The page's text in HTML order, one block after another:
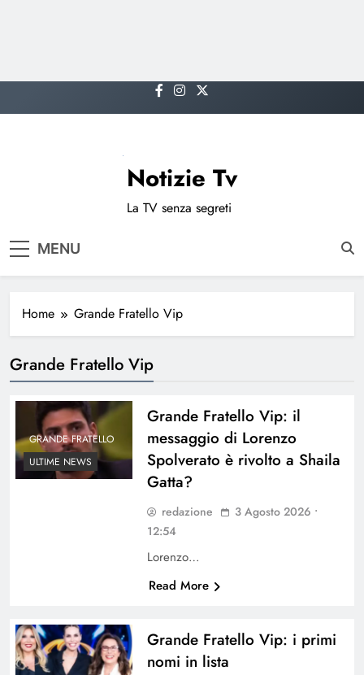
to
Notizie Tv
La TV senza segreti
MENU
Home Grande Fratello Vip
Grande Fratello Vip
GRANDE FRATELLO
ULTIME NEWS
Grande Fratello Vip: il
messaggio di Lorenzo
Spolverato è rivolto a Shaila
Gatta?
redazione
3 Agosto 2026 •
12:54
Lorenzo…
Read More
Grande Fratello Vip: i primi
nomi in lista